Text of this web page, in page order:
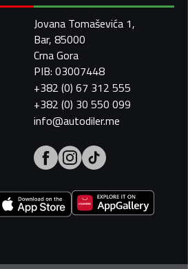
Jovana Tomaševića 1,
Bar, 85000
Crna Gora
PIB: 03007448
+382 (0) 67 312 555
+382 (0) 30 550 099
info@autodiler.me